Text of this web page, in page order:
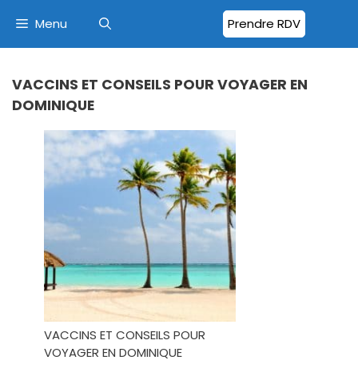
Prendre RDV
Menu
VACCINS ET CONSEILS POUR VOYAGER EN
DOMINIQUE
VACCINS ET CONSEILS POUR
VOYAGER EN DOMINIQUE